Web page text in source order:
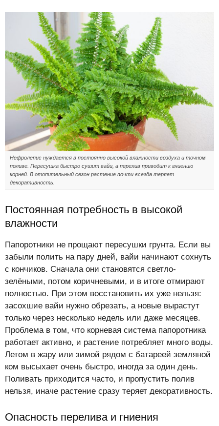
Нефролепис нуждается в постоянно высокой влажности воздуха и точном
поливе. Пересушка быстро сушит вайи, а перелив приводит к гниению
корней. В отопительный сезон растение почти всегда теряет
декоративность.
Постоянная потребность в высокой
влажности
Папоротники не прощают пересушки грунта. Если вы
забыли полить на пару дней, вайи начинают сохнуть
с кончиков. Сначала они становятся светло-
зелёными, потом коричневыми, и в итоге отмирают
полностью. При этом восстановить их уже нельзя:
засохшие вайи нужно обрезать, а новые вырастут
только через несколько недель или даже месяцев.
Проблема в том, что корневая система папоротника
работает активно, и растение потребляет много воды.
Летом в жару или зимой рядом с батареей земляной
ком высыхает очень быстро, иногда за один день.
Поливать приходится часто, и пропустить полив
нельзя, иначе растение сразу теряет декоративность.
Опасность перелива и гниения